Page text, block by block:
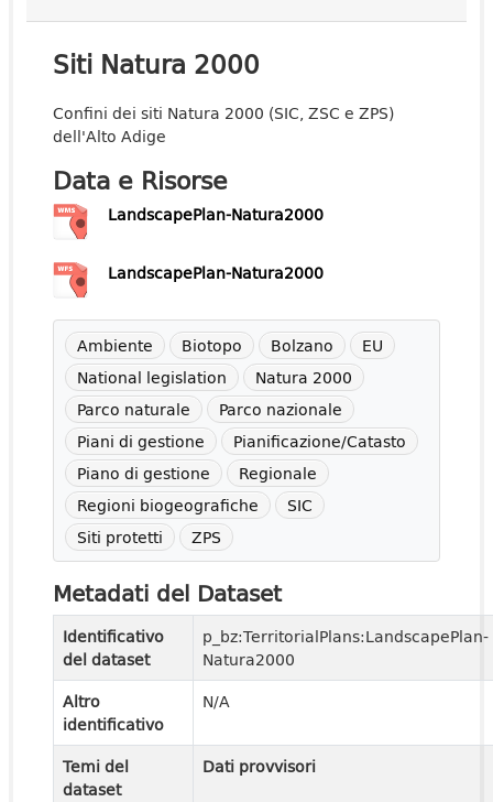
Siti Natura 2000
Confini dei siti Natura 2000 (SIC, ZSC e ZPS)
dell'Alto Adige
Data e Risorse
LandscapePlan-Natura2000
LandscapePlan-Natura2000
Ambiente Biotopo Bolzano
EU
National legislation
Natura 2000
Parco naturale
Parco nazionale
Piani di gestione
Pianificazione/Catasto
Piano di gestione
Regionale
Regioni biogeografiche
SIC
Siti protetti
ZPS
Metadati del Dataset
Identificativo
del dataset
p_bz:TerritorialPlans:LandscapePlan-
Natura2000
Altro
identificativo
N/A
Temi del
dataset
Dati provvisori